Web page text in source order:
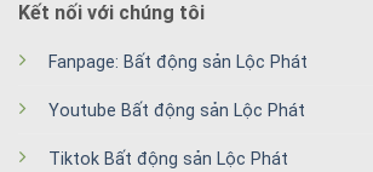
Kết nối với chúng tôi
Fanpage: Bất động sản Lộc Phát
Youtube Bất động sản Lộc Phát
Tiktok Bất động sản Lộc Phát